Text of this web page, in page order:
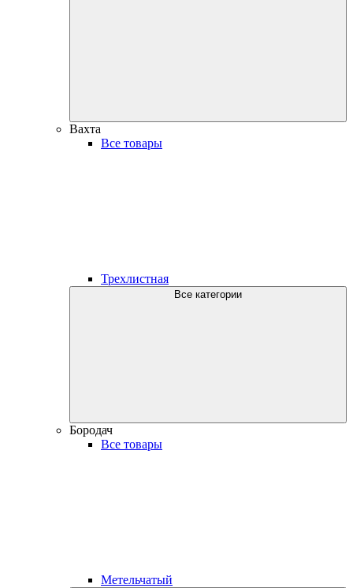
Вахта
Все товары
Трехлистная
Все категории
Бородач
Все товары
Метельчатый